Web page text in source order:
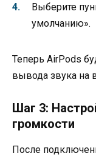
Выберите
умолчанию».
Теперь AirPods
вывода звука на
Шаг 3:
громкости
После